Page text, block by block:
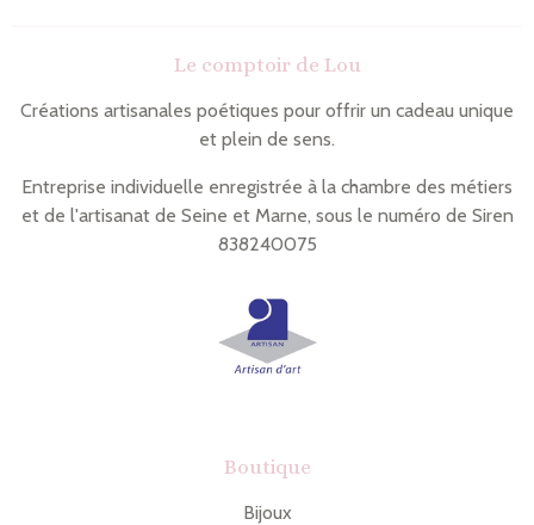
g
l
r
a
r
Le comptoir de Lou
Créations artisanales poétiques pour offrir un cadeau unique
et plein de sens.
Entreprise individuelle enregistrée à la chambre des métiers
et de l'artisanat de Seine et Marne, sous le numéro de Siren
838240075
Boutique
Bijoux